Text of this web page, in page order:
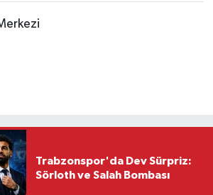
Trabzonspor'da Dev Sürpriz:
Sörloth ve Salah Bombası